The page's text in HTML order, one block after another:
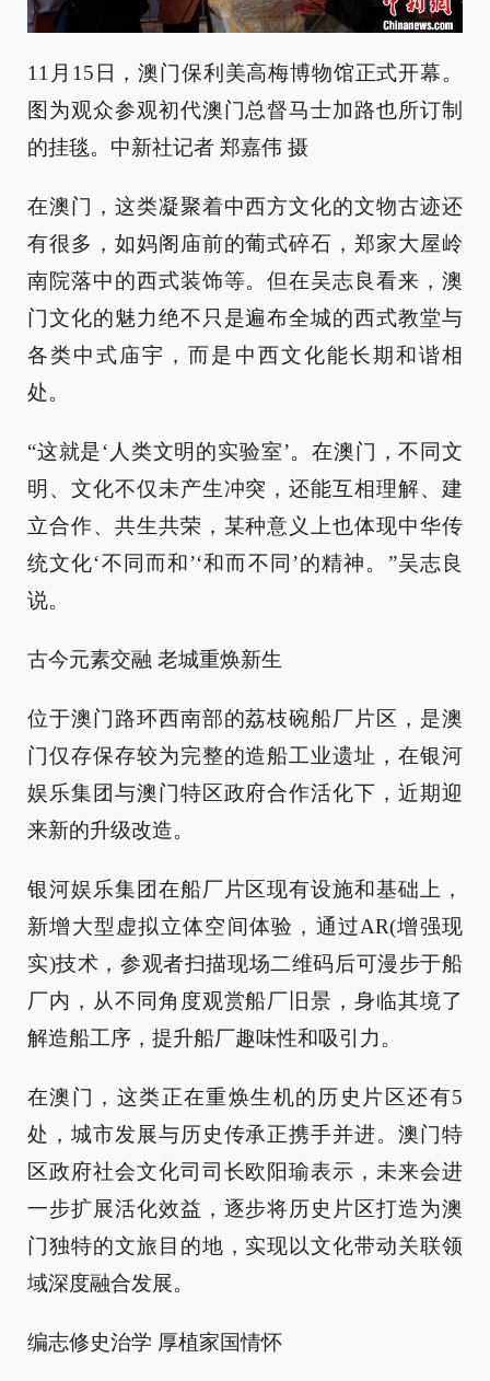
11月15日，澳门保利美高梅博物馆正式开幕。
图为观众参观初代澳门总督马士加路也所订制
的挂毯。中新社记者 郑嘉伟 摄
在澳门，这类凝聚着中西方文化的文物古迹还
有很多，如妈阁庙前的葡式碎石，郑家大屋岭
南院落中的西式装饰等。但在吴志良看来，澳
门文化的魅力绝不只是遍布全城的西式教堂与
各类中式庙宇，而是中西文化能长期和谐相
处。
“这就是‘人类文明的实验室’。在澳门，不同文
明、文化不仅未产生冲突，还能互相理解、建
立合作、共生共荣，某种意义上也体现中华传
统文化‘不同而和’‘和而不同’的精神。”吴志良
说。
古今元素交融 老城重焕新生
位于澳门路环西南部的荔枝碗船厂片区，是澳
门仅存保存较为完整的造船工业遗址，在银河
娱乐集团与澳门特区政府合作活化下，近期迎
来新的升级改造。
银河娱乐集团在船厂片区现有设施和基础上，
新增大型虚拟立体空间体验，通过AR(增强现
实)技术，参观者扫描现场二维码后可漫步于船
厂内，从不同角度观赏船厂旧景，身临其境了
解造船工序，提升船厂趣味性和吸引力。
在澳门，这类正在重焕生机的历史片区还有5
处，城市发展与历史传承正携手并进。澳门特
区政府社会文化司司长欧阳瑜表示，未来会进
一步扩展活化效益，逐步将历史片区打造为澳
门独特的文旅目的地，实现以文化带动关联领
域深度融合发展。
编志修史治学 厚植家国情怀